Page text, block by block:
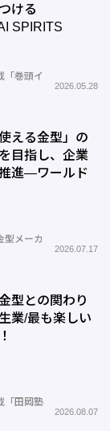
ける
SPIRITS
巻頭イ
2026.05.28
える金型」の
目指し、企業
進―ワールド
メーカ
2026.07.17
型との関わり
業/最も楽しい
田岡塾
2026.08.07